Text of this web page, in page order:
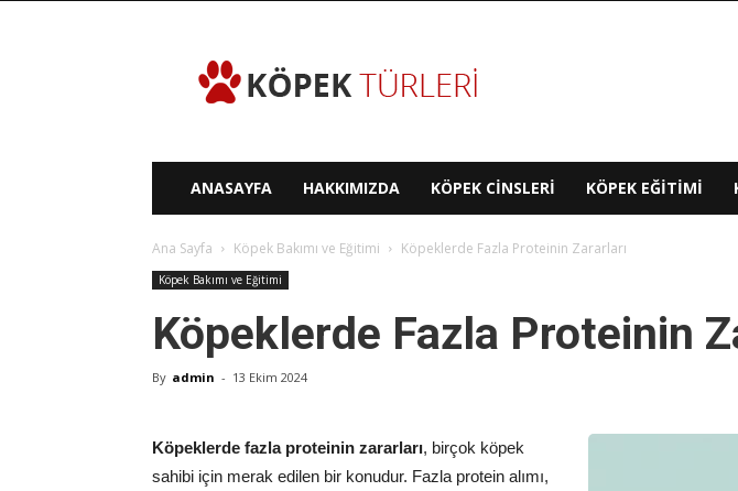
Türleri
ANASAYFA HAKKIMIZDA KÖPEK CINSLERI KÖPEK EĞITIMI
Ana Sayfa Köpek Bakımı ve Eğitimi Köpeklerde Fazla Proteinin Zararları
Köpek Bakımı ve Eğitimi
Köpeklerde Fazla Proteinin
By admin - 13 Ekim 2024
Köpeklerde fazla proteinin zararları, birçok köpek
sahibi için merak edilen bir konudur. Fazla protein alımı,